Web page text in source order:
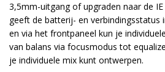
3,5mm-uitgang of upgraden naar de
geeft de batterij- en verbindingsstatus
en via het frontpaneel kun je
van balans via focusmodus tot
je individuele mix kunt ontwerpen.